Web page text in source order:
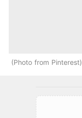
Photo from Pinterest